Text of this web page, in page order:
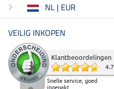
NL | EUR
VEILIG INKOPEN
Klantbeoordelingen
4.7
Snelle service, goed
ingepakt.